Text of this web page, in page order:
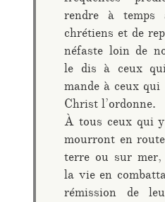
rendre à temps
chrétiens et de
néfaste loin de
le dis à ceux
mande à ceux
Christ l’ordonne.
À tous ceux qui
mourront en
terre ou sur
la vie en
rémission de